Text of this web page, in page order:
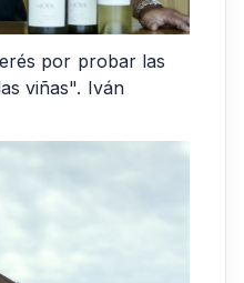
por probar las
viñas". Iván